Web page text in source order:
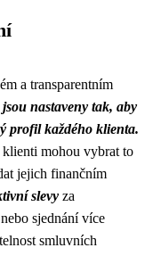
a transparentním
nastaveny tak, aby
profil každého klienta.
mohou vybrat to
jejich finančním
slevy za
sjednání více
smluvních